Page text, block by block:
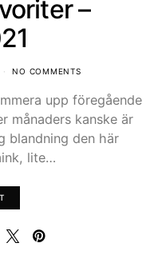
–
NO COMMENTS
upp föregående
månaders kanske är
blandning den här
lite…